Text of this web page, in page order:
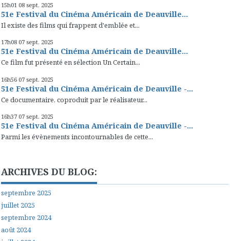
15h01 08 sept. 2025
51e Festival du Cinéma Américain de Deauville...
Il existe des films qui frappent d'emblée et...
17h08 07 sept. 2025
51e Festival du Cinéma Américain de Deauville...
Ce film fut présenté en sélection Un Certain...
16h56 07 sept. 2025
51e Festival du Cinéma Américain de Deauville -...
Ce documentaire, coproduit par le réalisateur...
16h37 07 sept. 2025
51e Festival du Cinéma Américain de Deauville -...
Parmi les évènements incontournables de cette...
ARCHIVES DU BLOG:
septembre 2025
juillet 2025
septembre 2024
août 2024